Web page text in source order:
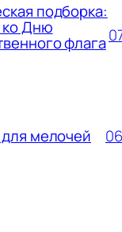
подборка:
ко Дню
флага
мелочей